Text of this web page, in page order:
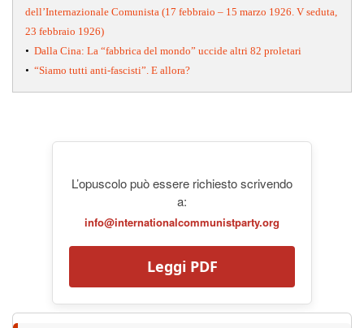
dell’Internazionale Comunista (17 febbraio – 15 marzo 1926. V seduta,
23 febbraio 1926)
• Dalla Cina: La “fabbrica del mondo” uccide altri 82 proletari
• “Siamo tutti anti-fascisti”. E allora?
L’opuscolo può essere richiesto scrivendo
a:
info@internationalcommunistparty.org
Leggi PDF